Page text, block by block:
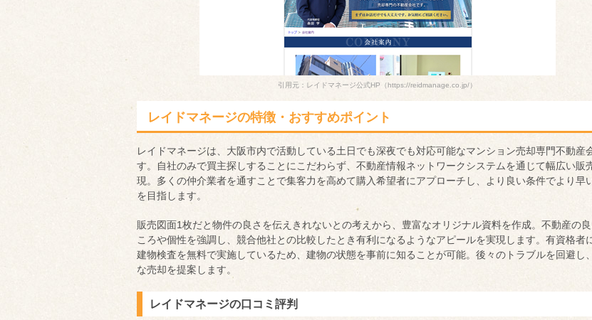
引用元：レイドマネージ公式HP （https://reidmanage.co.jp/）
レイドマネージの特徴・おすすめポイント
レイドマネージは、大阪市内で活動している土日でも深夜でも対応可能なマンション売却専門不動産
す。自社のみで買主探しすることにこだわらず、不動産情報ネットワークシステムを通じて幅広い販
現。多くの仲介業者を通すことで集客力を高めて購入希望者にアプローチし、より良い条件でより早
を目指します。
販売図面1枚だと物件の良さを伝えきれないとの考えから、豊富なオリジナル資料を作成。不動産の良
ころや個性を強調し、競合他社との比較したとき有利になるようなアピールを実現します。有資格者
建物検査を無料で実施しているため、建物の状態を事前に知ることが可能。後々のトラブルを回避し
な売却を提案します。
レイドマネージの口コミ評判